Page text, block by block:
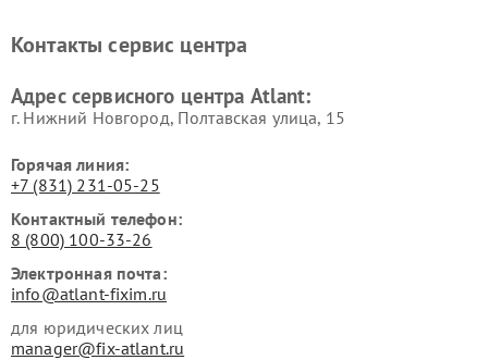
Контакты сервис центра
Адрес сервисного центра Atlant:
г. Нижний Новгород, Полтавская улица, 15
Горячая линия:
+7 (831) 231-05-25
Контактный телефон:
8 (800) 100-33-26
Электронная почта:
info@atlant-fixim.ru
для юридических лиц
manager@fix-atlant.ru